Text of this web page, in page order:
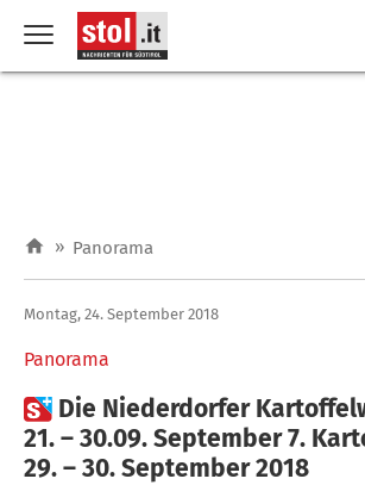
» Panorama
Panorama
Montag, 24. September 2018
 Die Niederdorfer
21. – 30.09. September 7.
29. – 30. September 2018